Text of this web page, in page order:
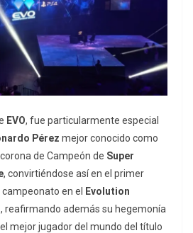
EVO, fue particularmente especial
Pérez mejor conocido como
de Campeón de Super
, convirtiéndose así en el primer
en el
Evolution
, reafirmando además su hegemonía
mejor jugador del mundo del título